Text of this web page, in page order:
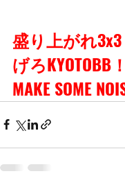
盛り上がれ
げろKYOTOBB
MAKE SOME